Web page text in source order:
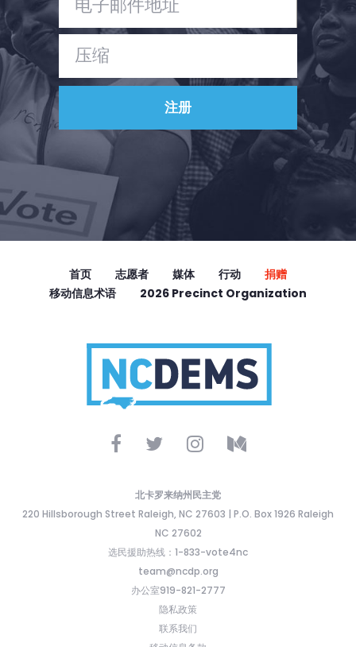
首页 志愿者 媒体 行动
捐赠
移动信息术语
2026 Precinct Organization
北卡罗来纳州民主党
220 Hillsborough Street Raleigh, NC 27603 | P.O. Box 1926 Raleigh
NC 27602
选民援助热线：1-833-vote4nc
team@ncdp.org
办公室919-821-2777
隐私政策
联系我们